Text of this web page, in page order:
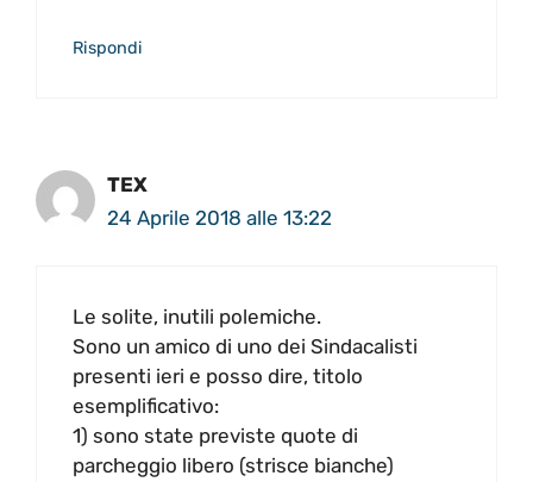
Rispondi
TEX
24 Aprile 2018 alle 13:22
Le solite, inutili polemiche.
Sono un amico di uno dei Sindacalisti
presenti ieri e posso dire, titolo
esemplificativo:
1) sono state previste quote di
parcheggio libero (strisce bianche)